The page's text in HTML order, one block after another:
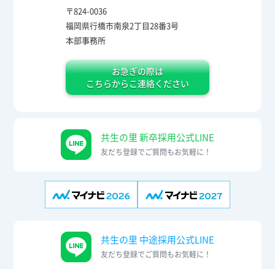
〒824-0036
福岡県行橋市南泉2丁目28番3号
本部事務所
お急ぎの際は
こちらからこ連絡ください
共生の里 新卒採用公式LINE
友だち登録でご質問もお気軽に！
共生の里 中途採用公式LINE
友だち登録でご質問もお気軽に！